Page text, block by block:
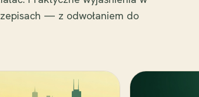
— z odwołaniem do